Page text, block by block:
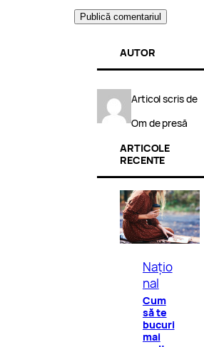
AUTOR
Articol scris de
Om de presă
ARTICOLE
RECENTE
Națio
nal
Cum
să te
bucuri
mai